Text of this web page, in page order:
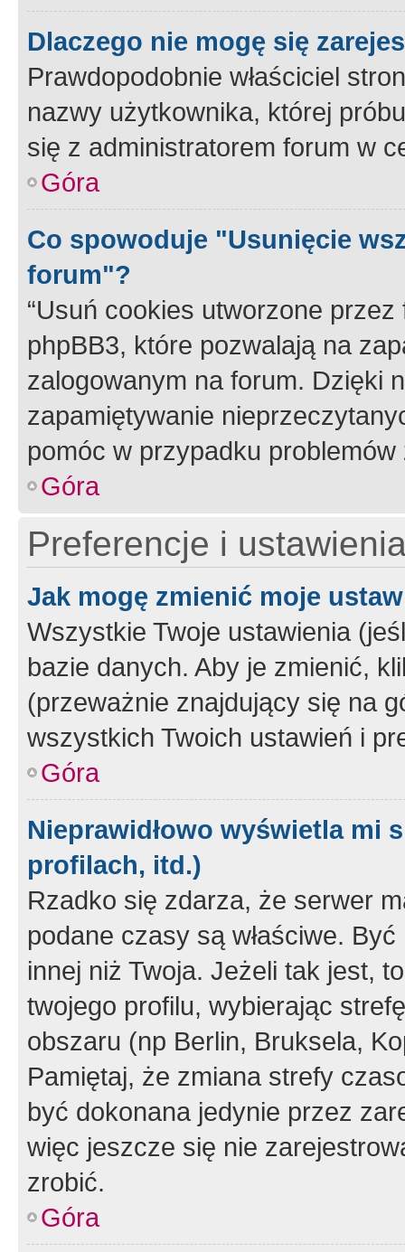
Dlaczego nie mogę się
Prawdopodobnie właściciel
nazwy użytkownika, której
się z administratorem forum w
Góra
Co spowoduje "Usunięcie
forum"?
“Usuń cookies utworzone
phpBB3, które pozwalają na
zalogowanym na forum. Dzięki
zapamiętywanie
pomóc w przypadku
Góra
Preferencje i
Jak mogę zmienić moje
Wszystkie Twoje ustawienia
bazie danych. Aby je zmienić,
(przeważnie znajdujący się na
wszystkich Twoich ustawień i
Góra
Nieprawidłowo wyświetla mi
profilach, itd.)
Rzadko się zdarza, że serwer
podane czasy są właściwe.
innej niż Twoja. Jeżeli tak jest,
twojego profilu, wybierając
obszaru (np Berlin, Bruksela,
Pamiętaj, że zmiana strefy
być dokonana jedynie przez
więc jeszcze się nie
zrobić.
Góra